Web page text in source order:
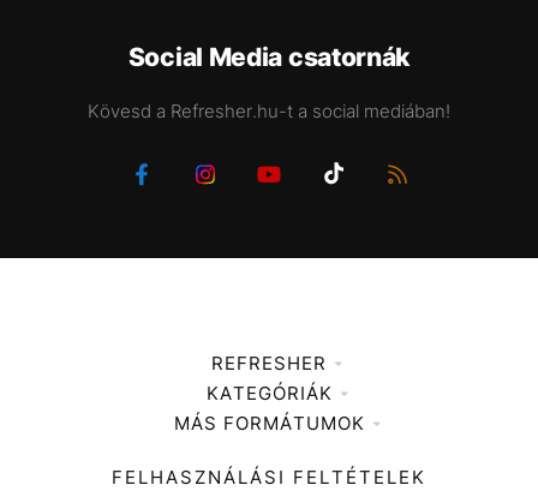
Social Media csatornák
Kövesd a Refresher.hu-t a social mediában!
REFRESHER
Médiaajánlat
KATEGÓRIÁK
Zene
Divat
MÁS FORMÁTUMOK
FELHASZNÁLÁSI FELTÉTELEK